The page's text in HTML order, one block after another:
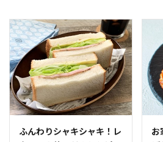
ふんわりシャキシャキ！レ
お